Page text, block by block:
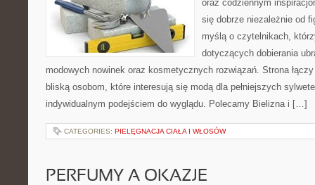
oraz codziennym
się dobrze niezależnie od
myślą o czytelnikach,
dotyczących dobierania
modowych nowinek oraz kosmetycznych rozwiązań. Strona
bliską osobom, które interesują się modą dla pełniejszych
indywidualnym podejściem do wyglądu. Polecamy Bielizna i […]
CATEGORIES: PIELĘGNACJA CIAŁA I WŁOSÓW
PERFUMY A OKAZJE